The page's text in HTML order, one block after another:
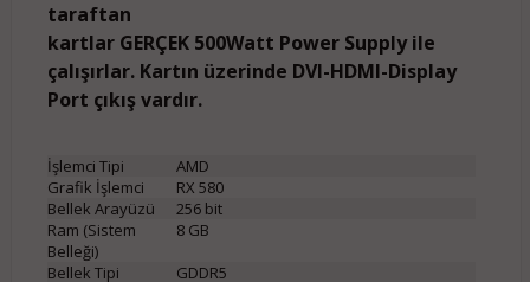
taraftan
kartlar GERÇEK 500Watt Power Supply ile
çalışırlar. Kartın üzerinde DVI-HDMI-Display
Port çıkış vardır.
İşlemci Tipi
AMD
Grafik İşlemci
RX 580
Bellek Arayüzü
256 bit
Ram (Sistem
Belleği)
8 GB
Bellek Tipi
GDDR5